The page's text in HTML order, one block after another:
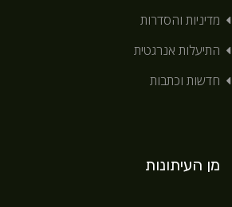
מדיניות והסדרות
התיעלות אנרגטית
חדשות וכתבות
מן העיתונות